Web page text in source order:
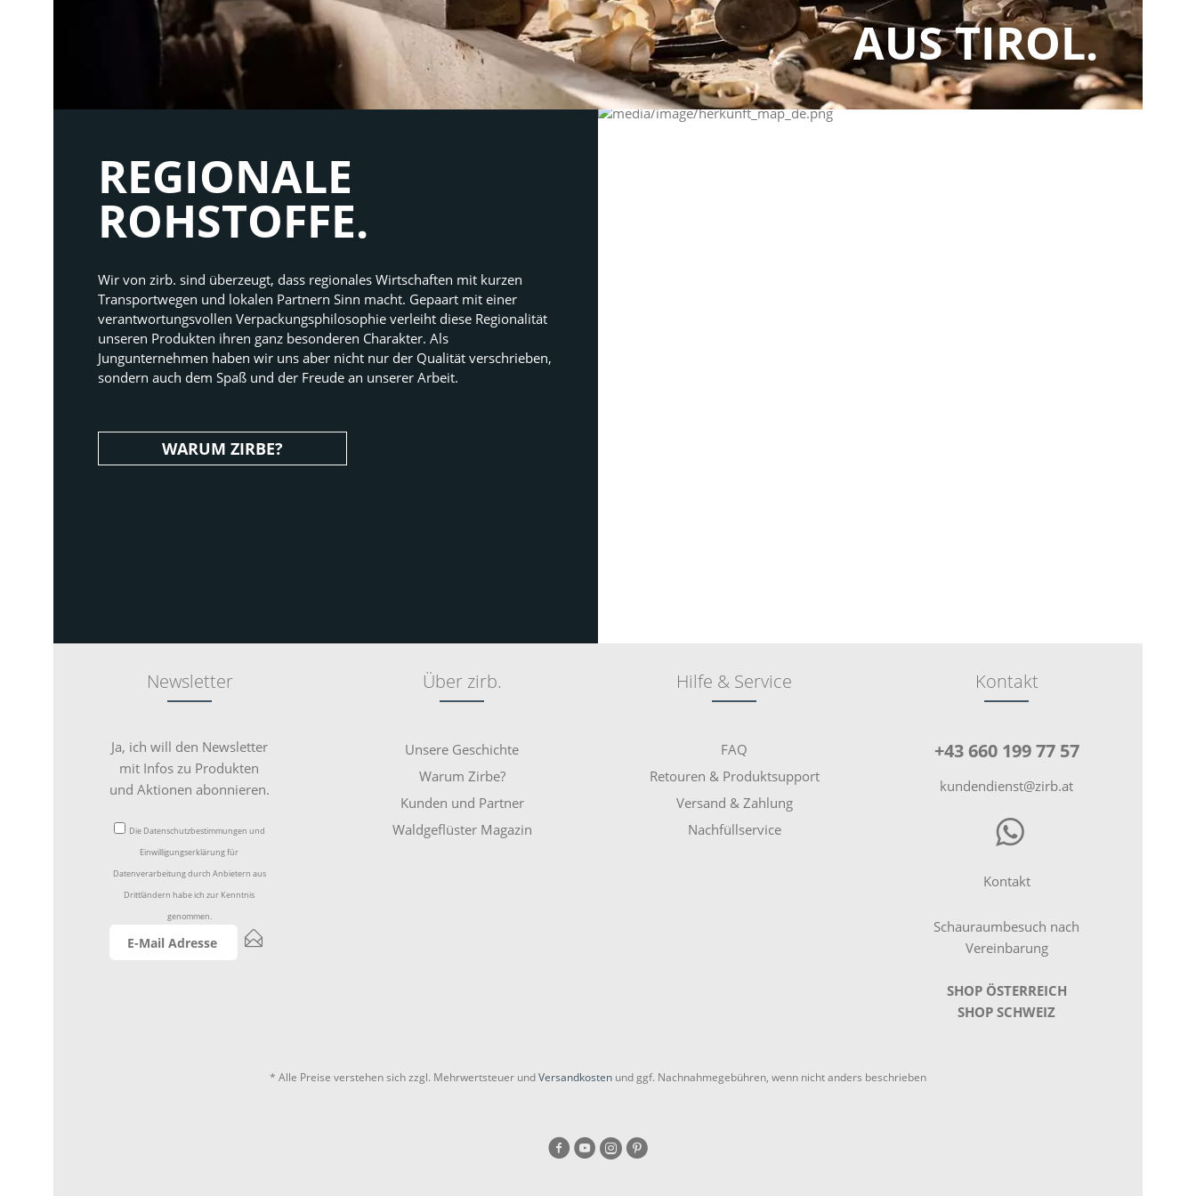
AUS TIROL.
REGIONALE
ROHSTOFFE.
Wir von zirb. sind überzeugt, dass regionales Wirtschaften mit kurzen
Transportwegen und lokalen Partnern Sinn macht. Gepaart mit einer
verantwortungsvollen Verpackungsphilosophie verleiht diese Regionalität
unseren Produkten ihren ganz besonderen Charakter. Als
Jungunternehmen haben wir uns aber nicht nur der Qualität verschrieben,
sondern auch dem Spaß und der Freude an unserer Arbeit.
WARUM ZIRBE?
Kontakt
+43 660 199 77 57
kundendienst@zirb.at
Kontakt
Schauraumbesuch nach
Vereinbarung
SHOP ÖSTERREICH
SHOP SCHWEIZ
Hilfe & Service
FAQ
Retouren & Produktsupport
Versand & Zahlung
Nachfüllservice
Über zirb.
Unsere Geschichte
Warum Zirbe?
Kunden und Partner
Waldgeflüster Magazin
Newsletter
Ja, ich will den Newsletter
mit Infos zu Produkten
und Aktionen abonnieren.
Die Datenschutzbestimmungen und
Einwilligungserklärung für
Datenverarbeitung durch Anbietern aus
Drittländern habe ich zur Kenntnis
genommen.
* Alle Preise verstehen sich zzgl. Mehrwertsteuer undVersandkosten und ggf. Nachnahmegebühren, wenn nicht anders beschrieben